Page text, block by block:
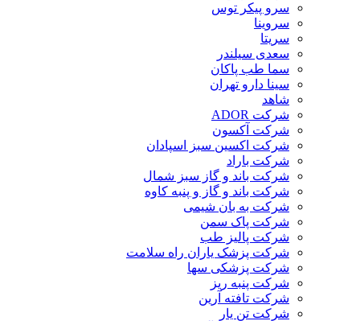
سرو پیکر توس
سروینا
سریتا
سعدی سیلندر
سما طب پاکان
سینا دارو تهران
شاهد
شرکت ADOR
شرکت آکسون
شرکت اکسین سبز اسپادان
شرکت باراد
شرکت باند و گاز سبز شمال
شرکت باند و گاز و پنبه کاوه
شرکت به بان شیمی
شرکت پاک سمن
شرکت پالیز طب
شرکت پزشک یاران راه سلامت
شرکت پزشکی سها
شرکت پنبه ریز
شرکت تافته آرین
شرکت تن یار